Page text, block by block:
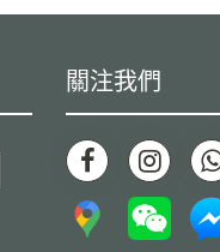
關注我們